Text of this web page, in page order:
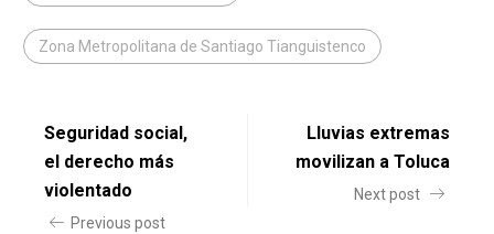
Zona Metropolitana de Santiago Tianguistenco
Seguridad social,
el derecho más
violentado
Previous post
Lluvias extremas
movilizan a Toluca
Next post